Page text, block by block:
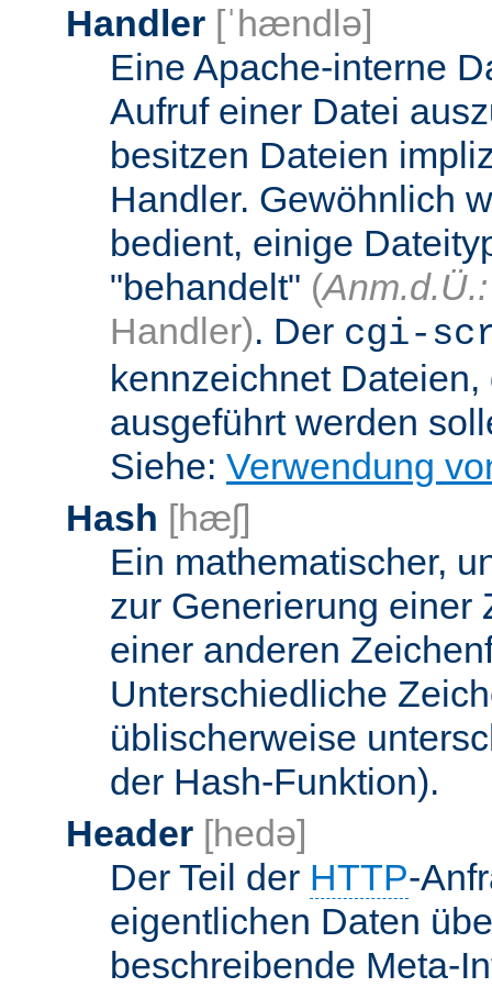
Handler [ˈhændlə]
Eine Apache-interne
Aufruf einer Datei
besitzen Dateien
Handler. Gewöhnlich
bedient, einige
"behandelt" (Anm.d.Ü.:
Handler). Der cgi-
kennzeichnet
ausgeführt werden
Siehe: Verwendung
Hash [hæʃ]
Ein mathematischer,
zur Generierung einer
einer anderen
Unterschiedliche
üblischerweise
der Hash-Funktion).
Header [hedə]
Der Teil der HTTP-
eigentlichen Daten
beschreibende Meta-